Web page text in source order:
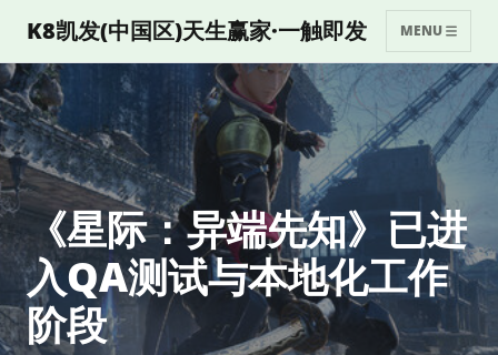
K8凯发(中国区)天生赢家·一触即发 MENU
《星际：异端先知》已进
入QA测试与本地化工作
阶段